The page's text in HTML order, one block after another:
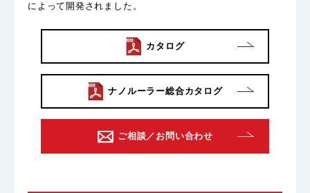
によって開発されました。
カタログ
ナノルーラー総合カタログ
ご相談／お問い合わせ